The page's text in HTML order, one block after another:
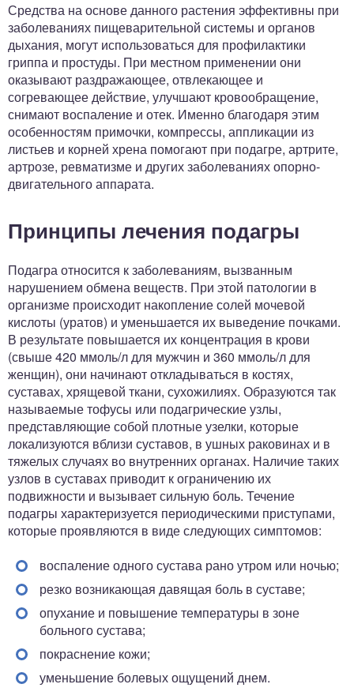
Средства на основе данного растения эффективны при
заболеваниях пищеварительной системы и органов
дыхания, могут использоваться для профилактики
гриппа и простуды. При местном применении они
оказывают раздражающее, отвлекающее и
согревающее действие, улучшают кровообращение,
снимают воспаление и отек. Именно благодаря этим
особенностям примочки, компрессы, аппликации из
листьев и корней хрена помогают при подагре, артрите,
артрозе, ревматизме и других заболеваниях опорно-
двигательного аппарата.
Принципы лечения подагры
Подагра относится к заболеваниям, вызванным
нарушением обмена веществ. При этой патологии в
организме происходит накопление солей мочевой
кислоты (уратов) и уменьшается их выведение почками.
В результате повышается их концентрация в крови
(свыше 420 ммоль/л для мужчин и 360 ммоль/л для
женщин), они начинают откладываться в костях,
суставах, хрящевой ткани, сухожилиях. Образуются так
называемые тофусы или подагрические узлы,
представляющие собой плотные узелки, которые
локализуются вблизи суставов, в ушных раковинах и в
тяжелых случаях во внутренних органах. Наличие таких
узлов в суставах приводит к ограничению их
подвижности и вызывает сильную боль. Течение
подагры характеризуется периодическими приступами,
которые проявляются в виде следующих симптомов:
воспаление одного сустава рано утром или ночью;
резко возникающая давящая боль в суставе;
опухание и повышение температуры в зоне
больного сустава;
покраснение кожи;
уменьшение болевых ощущений днем.